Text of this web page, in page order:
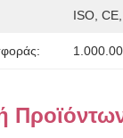
ISO,